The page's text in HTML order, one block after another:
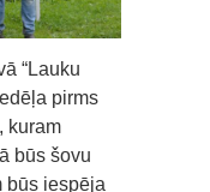
“Lauku
pirms
kuram
būs šovu
būs iespēja